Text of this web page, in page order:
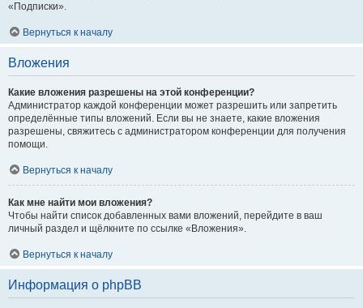
«Подписки».
Вернуться к началу
Вложения
Какие вложения разрешены на этой конференции?
Администратор каждой конференции может разрешить или запретить
определённые типы вложений. Если вы не знаете, какие вложения
разрешены, свяжитесь с администратором конференции для получения
помощи.
Вернуться к началу
Как мне найти мои вложения?
Чтобы найти список добавленных вами вложений, перейдите в ваш
личный раздел и щёлкните по ссылке «Вложения».
Вернуться к началу
Информация о phpBB